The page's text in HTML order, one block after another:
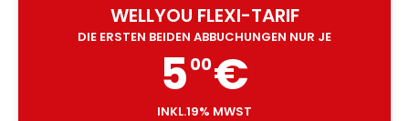
WELLYOU FLEXI-TARIF
DIE ERSTEN BEIDEN ABBUCHUNGEN NUR JE
5 00€
INKL.19% MWST